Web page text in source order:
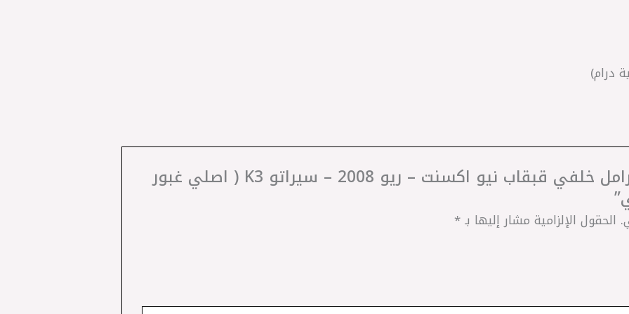
كن أول من يقيم “‎تيل فرامل خلفي قبقاب نيو اكسنت – ريو 2008 – سيراتو K3 ( اصلي غبور
الحقول الإلزامية مشار إليها بـ*